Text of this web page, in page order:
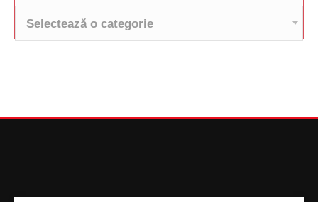
Selectează o categorie